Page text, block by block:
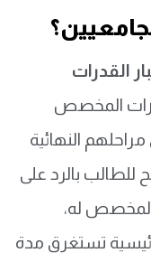
القدرات
المخصص
النهائية
بالرد على
له،
تستغرق مدة